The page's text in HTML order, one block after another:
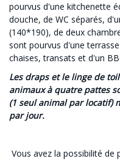
pourvus d'une kitchenette
douche, de WC séparés,
(140*190), de deux
sont pourvus d'une
chaises, transats et d'un
Les draps et le linge de
animaux à quatre pattes
(1 seul animal par locatif)
par jour.
Vous avez la possibilité de